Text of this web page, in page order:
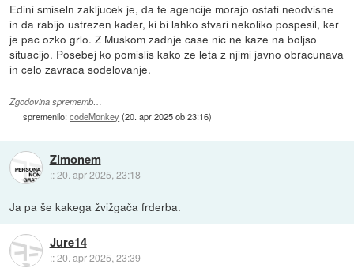
Edini smiseln zakljucek je, da te agencije morajo ostati neodvisne
in da rabijo ustrezen kader, ki bi lahko stvari nekoliko pospesil, ker
je pac ozko grlo. Z Muskom zadnje case nic ne kaze na boljso
situacijo. Posebej ko pomislis kako ze leta z njimi javno obracunava
in celo zavraca sodelovanje.
Zgodovina sprememb…
spremenilo:codeMonkey (20. apr 2025 ob 23:16)
Zimonem
::20. apr 2025, 23:18
Ja pa še kakega žvižgača frderba.
Jure14
::20. apr 2025, 23:39